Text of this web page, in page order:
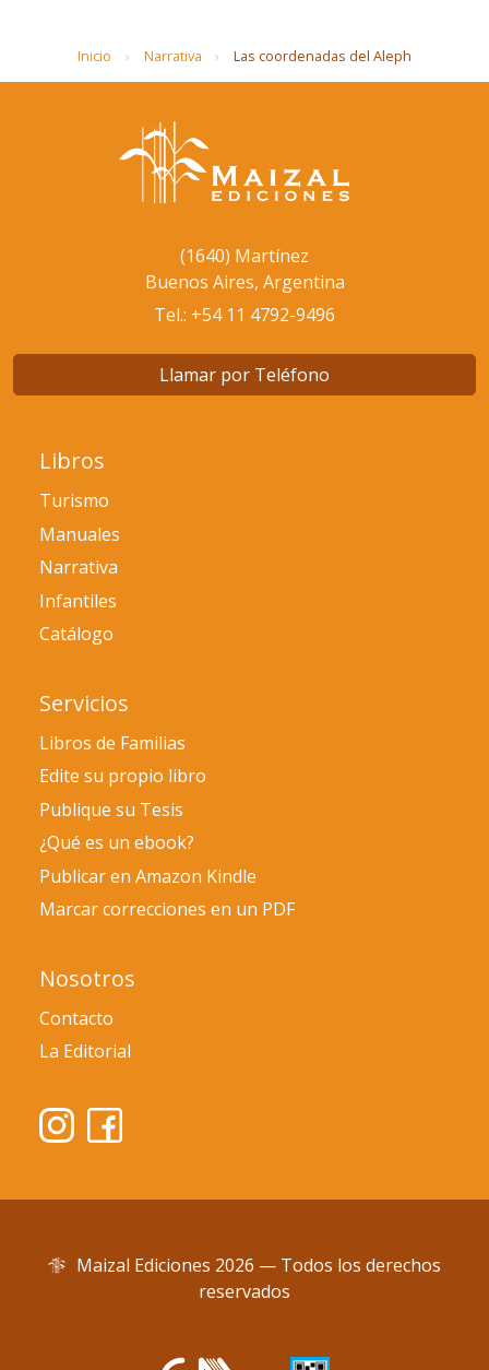
Inicio Narrativa Las coordenadas del Aleph
(1640) Martínez
Buenos Aires, Argentina
Tel.: +54 11 4792-9496
Llamar por Teléfono
Libros
Turismo
Manuales
Narrativa
Infantiles
Catálogo
Servicios
Libros de Familias
Edite su propio libro
Publique su Tesis
¿Qué es un ebook?
Publicar en Amazon Kindle
Marcar correcciones en un PDF
Nosotros
Contacto
La Editorial
Maizal Ediciones 2026 — Todos los derechos
reservados